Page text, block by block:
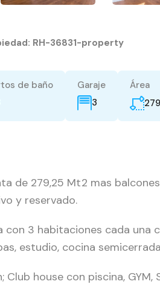
RH-36831-property
de baño
Garaje
3
Área
279
de 279,25 Mt2 mas
y reservado.
con 3 habitaciones cada una
estudio, cocina
house con piscina,